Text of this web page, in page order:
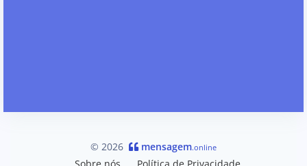
© 2026 mensagem.online